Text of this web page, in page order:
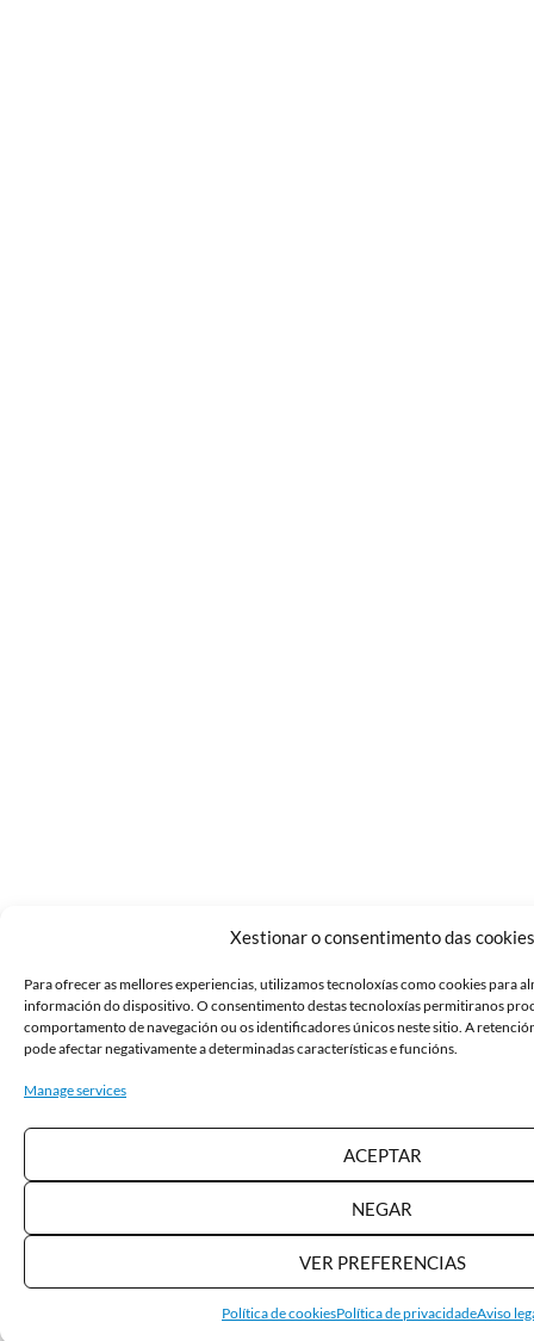
Xestionar o consentimento das cookies
Para ofrecer as mellores experiencias, utilizamos tecnoloxías como cookies para
información do dispositivo. O consentimento destas tecnoloxías permitiranos
comportamento de navegación ou os identificadores únicos neste sitio. A
pode afectar negativamente a determinadas características e funcións.
Manage services
ACEPTAR
NEGAR
VER PREFERENCIAS
Política de cookiesPolítica de privacidadeAviso